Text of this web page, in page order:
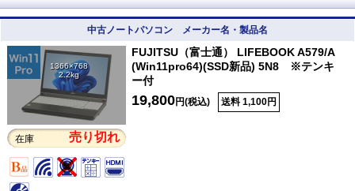
中古ノートパソコン メーカー名・製品名
1366×768
2.2kg
在庫 売り切れ
FUJITSU（富士通） LIFEBOOK A579/A
(Win11pro64)(SSD新品) 5N8 ※テンキ
ー付
19,800円(税込) 送料 1,100円